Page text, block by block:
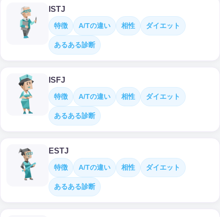
ISTJ
特徴 A/Tの違い 相性 ダイエット
あるある診断
ISFJ
特徴 A/Tの違い 相性 ダイエット
あるある診断
ESTJ
特徴 A/Tの違い 相性 ダイエット
あるある診断